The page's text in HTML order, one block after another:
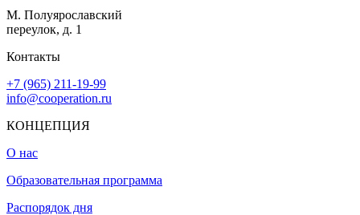
М. Полуярославский
переулок, д. 1
Контакты
+7 (965) 211-19-99
info@cooperation.ru
КОНЦЕПЦИЯ
О нас
Образовательная программа
Распорядок дня